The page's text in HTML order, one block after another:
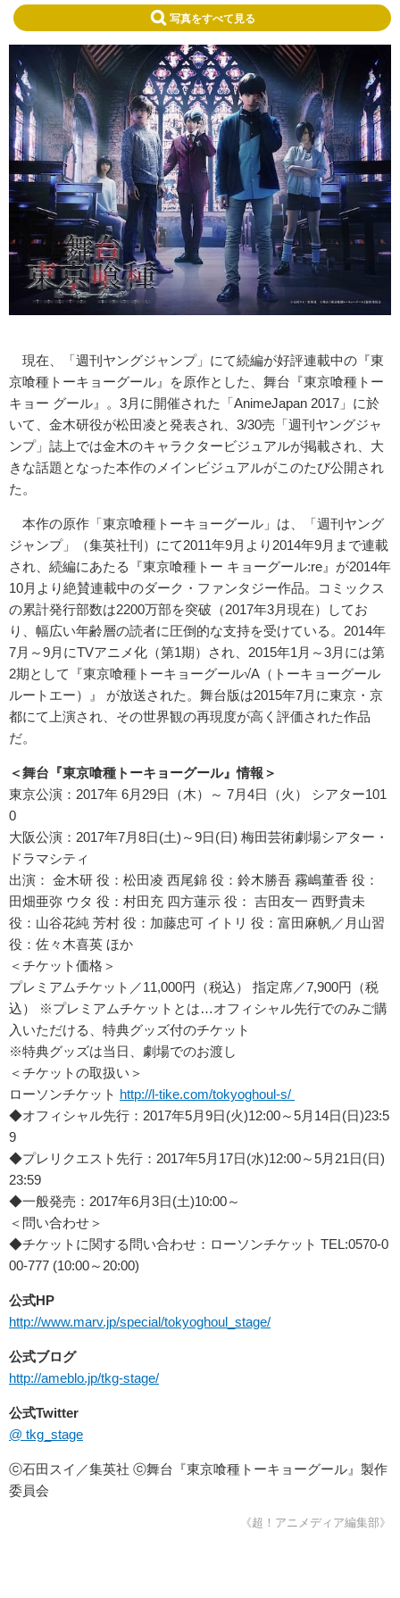
写真をすべて見る
現在、「週刊ヤングジャンプ」にて続編が好評連載中の『東
京喰種トーキョーグール』を原作とした、舞台『東京喰種トー
キョー グール』。3月に開催された「AnimeJapan 2017」に於
いて、金木研役が松田凌と発表され、3/30売「週刊ヤングジャ
ンプ」誌上では金木のキャラクタービジュアルが掲載され、大
きな話題となった本作のメインビジュアルがこのたび公開され
た。
本作の原作「東京喰種トーキョーグール」は、「週刊ヤング
ジャンプ」（集英社刊）にて2011年9月より2014年9月まで連載
され、続編にあたる『東京喰種トー キョーグール:re』が2014年
10月より絶賛連載中のダーク・ファンタジー作品。コミックス
の累計発行部数は2200万部を突破（2017年3月現在）してお
り、幅広い年齢層の読者に圧倒的な支持を受けている。2014年
7月～9月にTVアニメ化（第1期）され、2015年1月～3月には第
2期として『東京喰種トーキョーグール√A（トーキョーグール
ルートエー）』 が放送された。舞台版は2015年7月に東京・京
都にて上演され、その世界観の再現度が高く評価された作品
だ。
＜舞台『東京喰種トーキョーグール』情報＞
東京公演：2017年 6月29日（木）～ 7月4日（火） シアター101
0
大阪公演：2017年7月8日(土)～9日(日) 梅田芸術劇場シアター・
ドラマシティ
出演： 金木研 役：松田凌 西尾錦 役：鈴木勝吾 霧嶋董香 役：
田畑亜弥 ウタ 役：村田充 四方蓮示 役： 吉田友一 西野貴未
役：山谷花純 芳村 役：加藤忠可 イトリ 役：富田麻帆／月山習
役：佐々木喜英 ほか
＜チケット価格＞
プレミアムチケット／11,000円（税込） 指定席／7,900円（税
込） ※プレミアムチケットとは…オフィシャル先行でのみご購
入いただける、特典グッズ付のチケット
※特典グッズは当日、劇場でのお渡し
＜チケットの取扱い＞
ローソンチケット http://l-tike.com/tokyoghoul-s/
◆オフィシャル先行：2017年5月9日(火)12:00～5月14日(日)23:5
9
◆プレリクエスト先行：2017年5月17日(水)12:00～5月21日(日)
23:59
◆一般発売：2017年6月3日(土)10:00～
＜問い合わせ＞
◆チケットに関する問い合わせ：ローソンチケット TEL:0570-0
00-777 (10:00～20:00)
公式HP
http://www.marv.jp/special/tokyoghoul_stage/
公式ブログ
http://ameblo.jp/tkg-stage/
公式Twitter
@ tkg_stage
ⓒ石田スイ／集英社 ⓒ舞台『東京喰種トーキョーグール』製作
委員会
《超！アニメディア編集部》